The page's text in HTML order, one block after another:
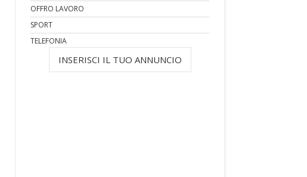
OFFRO LAVORO
SPORT
TELEFONIA
INSERISCI IL TUO ANNUNCIO